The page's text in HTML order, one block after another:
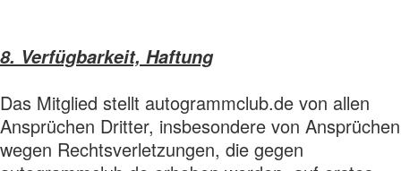
8. Verfügbarkeit, Haftung
Das Mitglied stellt autogrammclub.de von allen
Ansprüchen Dritter, insbesondere von Ansprüchen
wegen Rechtsverletzungen, die gegen